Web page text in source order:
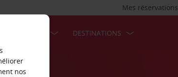
Mes réservations
DESTINATIONS
nos